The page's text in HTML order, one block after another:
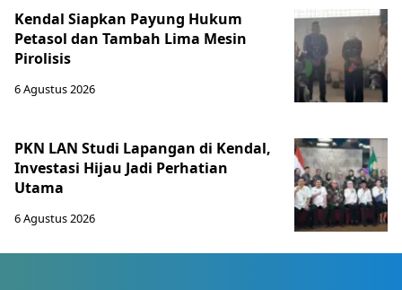
Kendal Siapkan Payung Hukum
Petasol dan Tambah Lima Mesin
Pirolisis
6 Agustus 2026
PKN LAN Studi Lapangan di Kendal,
Investasi Hijau Jadi Perhatian
Utama
6 Agustus 2026